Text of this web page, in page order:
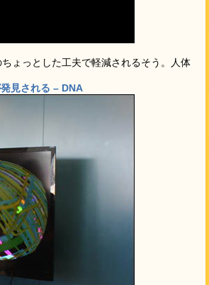
ょっとした工夫で軽減されるそう。人体
見される – DNA